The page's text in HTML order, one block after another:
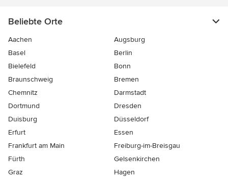
Beliebte Orte
Aachen
Augsburg
Basel
Berlin
Bielefeld
Bonn
Braunschweig
Bremen
Chemnitz
Darmstadt
Dortmund
Dresden
Duisburg
Düsseldorf
Erfurt
Essen
Frankfurt am Main
Freiburg-im-Breisgau
Fürth
Gelsenkirchen
Graz
Hagen